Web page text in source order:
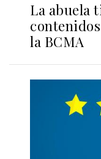
La abuela
la BCMA